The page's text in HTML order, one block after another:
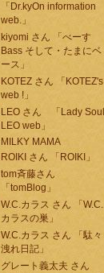
「Dr.kyOn information
web.」
kiyomi さん 「べーす
Bass そして・たまにベ
ース」
KOTEZ さん 「KOTEZ's
web !」
LEO さん 「Lady Soul
LEO web」
MILKY MAMA
ROIKI さん 「ROIKI」
tom斉藤さん
「tomBlog」
W.C.カラス さん 「W.C.
カラスの巣」
W.C.カラス さん 「駄々
洩れ日記」
グレート義太夫 さん